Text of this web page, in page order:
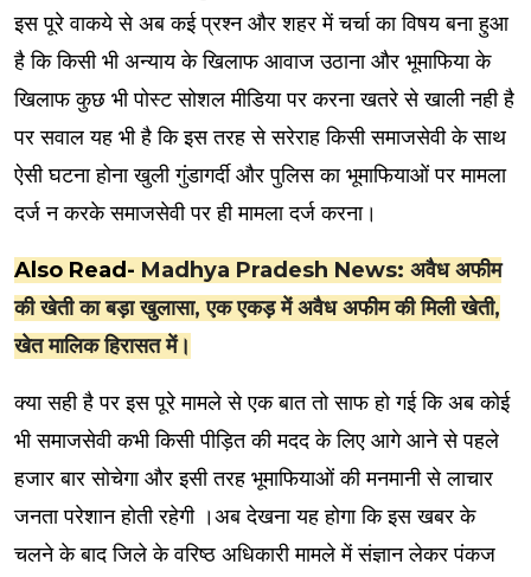
इस पूरे वाकये से अब कई प्रश्न और शहर में चर्चा का विषय बना हुआ
है कि किसी भी अन्याय के खिलाफ आवाज उठाना और भूमाफिया के
खिलाफ कुछ भी पोस्ट सोशल मीडिया पर करना खतरे से खाली नही है
पर सवाल यह भी है कि इस तरह से सरेराह किसी समाजसेवी के साथ
ऐसी घटना होना खुली गुंडागर्दी और पुलिस का भूमाफियाओं पर मामला
दर्ज न करके समाजसेवी पर ही मामला दर्ज करना।
Also Read- Madhya Pradesh News: अवैध अफीम
की खेती का बड़ा खुलासा, एक एकड़ में अवैध अफीम की मिली खेती,
खेत मालिक हिरासत में।
क्या सही है पर इस पूरे मामले से एक बात तो साफ हो गई कि अब कोई
भी समाजसेवी कभी किसी पीड़ित की मदद के लिए आगे आने से पहले
हजार बार सोचेगा और इसी तरह भूमाफियाओं की मनमानी से लाचार
जनता परेशान होती रहेगी ।अब देखना यह होगा कि इस खबर के
चलने के बाद जिले के वरिष्ठ अधिकारी मामले में संज्ञान लेकर पंकज